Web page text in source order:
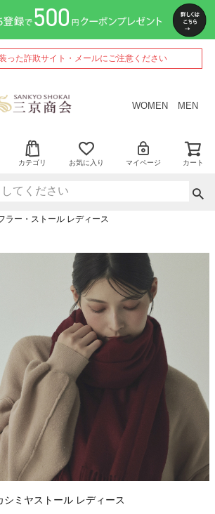
った詐欺サイト・メールにご注意ください
WOMEN MEN
カテゴリ お気に入り マイページ カート
ラー・ストール レディース
シミヤストール レディース